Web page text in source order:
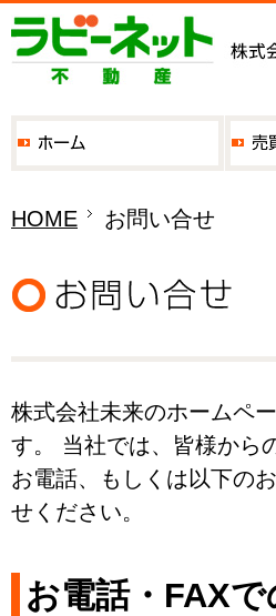
HOME お問い合せ
株式会社未来のホームペ
す。 当社では、皆様から
お電話、もしくは以下の
せください。
お電話・FAX